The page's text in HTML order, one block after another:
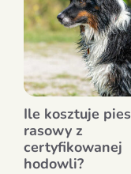
Ile kosztuje pies
rasowy z
certyfikowanej
hodowli?